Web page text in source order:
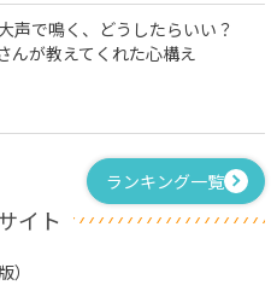
声で鳴く、どうしたらいい？
んが教えてくれた心構え
ランキング一覧
イト